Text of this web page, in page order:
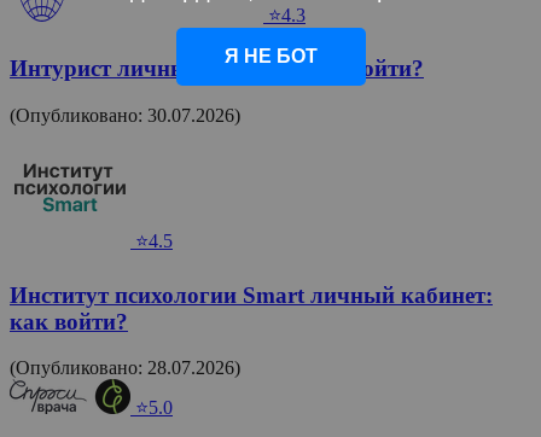
⭐4.3
Интурист личный кабинет: как войти?
(Опубликовано: 30.07.2026)
⭐4.5
Институт психологии Smart личный кабинет:
как войти?
(Опубликовано: 28.07.2026)
⭐5.0
Я НЕ БОТ